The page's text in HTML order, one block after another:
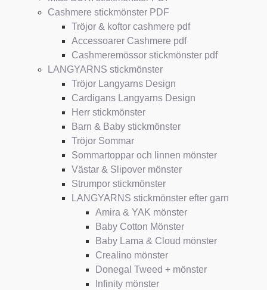
Cashmere stickmönster PDF
Tröjor & koftor cashmere pdf
Accessoarer Cashmere pdf
Cashmeremössor stickmönster pdf
LANGYARNS stickmönster
Tröjor Langyarns Design
Cardigans Langyarns Design
Herr stickmönster
Barn & Baby stickmönster
Tröjor Sommar
Sommartoppar och linnen mönster
Västar & Slipover mönster
Strumpor stickmönster
LANGYARNS stickmönster efter garn
Amira & YAK mönster
Baby Cotton Mönster
Baby Lama & Cloud mönster
Crealino mönster
Donegal Tweed + mönster
Infinity mönster